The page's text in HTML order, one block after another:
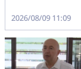
2026/08/09 11:09